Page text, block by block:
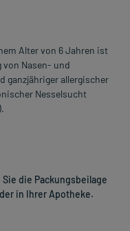
Alter von 6 Jahren ist
von Nasen- und
ganzjähriger allergischer
Nesselsucht
die Packungsbeilage
in Ihrer Apotheke.